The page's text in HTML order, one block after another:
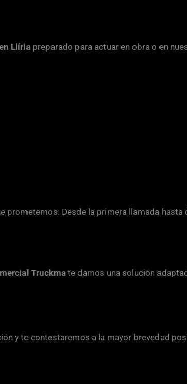
Llíria preparado para actuar en obra o en
Desde la primera llamada
Truckma te damos una solución
y te contestaremos a la mayor brevedad